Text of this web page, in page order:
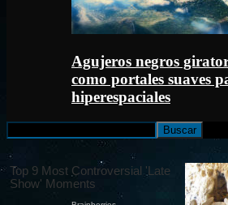
Agujeros negros
como portales suaves
hiperespaciales